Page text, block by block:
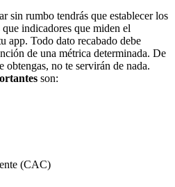
sin rumbo tendrás que establecer los
indicadores que miden el
app. Todo dato recabado debe
de una métrica determinada. De
obtengas, no te servirán de nada.
son:
(CAC)